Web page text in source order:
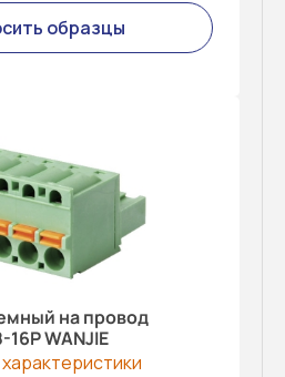
образцы
на провод
WANJIE